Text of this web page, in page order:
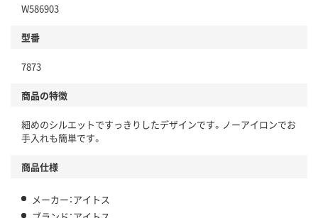
W586903
型番
7873
商品の特徴
細めのシルエットですっきりしたデザインです。ノーアイロンでお
手入れも簡単です。
商品仕様
メーカー：アイトス